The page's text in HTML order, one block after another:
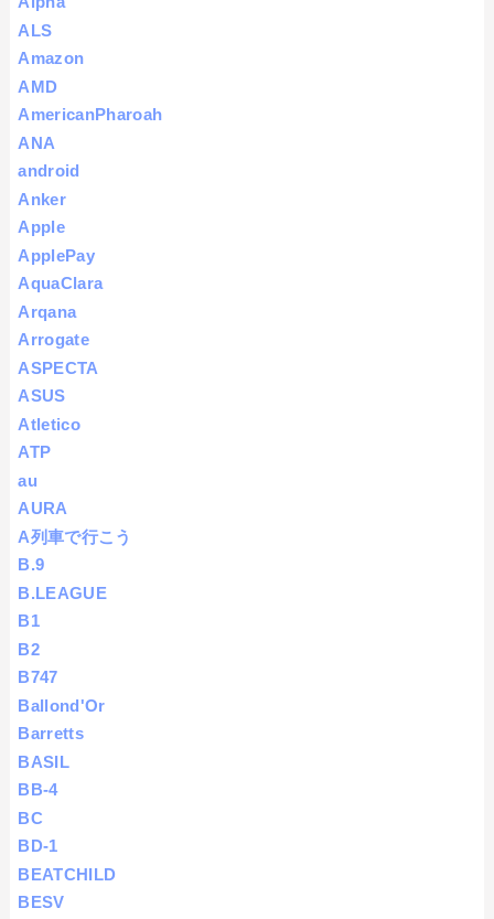
ALS
Amazon
AMD
AmericanPharoah
ANA
android
Anker
Apple
ApplePay
AquaClara
Arqana
Arrogate
ASPECTA
ASUS
Atletico
ATP
au
AURA
A列車で行こう
B.9
B.LEAGUE
B1
B2
B747
Ballond'Or
Barretts
BASIL
BB-4
BC
BD-1
BEATCHILD
BESV